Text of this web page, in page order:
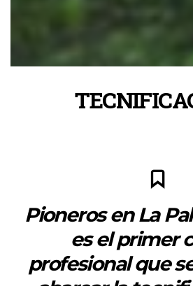
Pioneros en La
es el primer
profesional que